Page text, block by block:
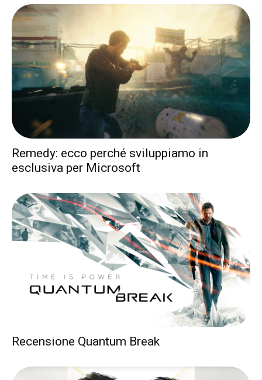
Remedy: ecco perché sviluppiamo in
esclusiva per Microsoft
Recensione Quantum Break